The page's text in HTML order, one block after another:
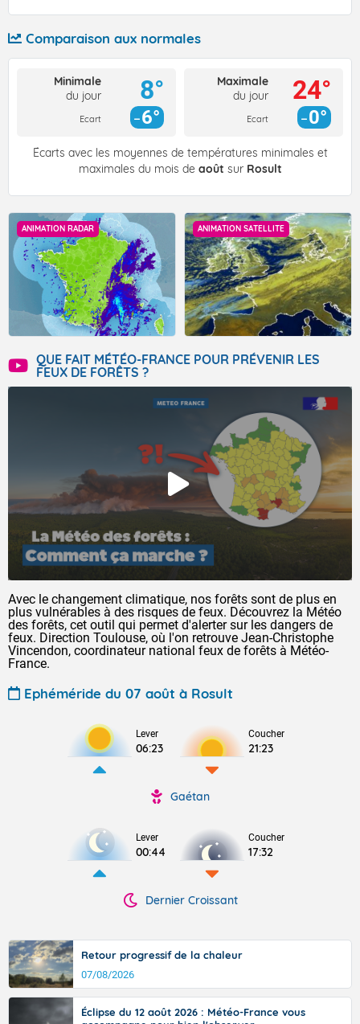
Comparaison aux normales
Minimale
du jour
Ecart
8°
6°
Maximale
du jour
Ecart
24°
0°
Écarts avec les moyennes de températures minimales et
maximales du mois de août sur Rosult
ANIMATION RADAR ANIMATION SATELLITE
QUE FAIT MÉTÉO-FRANCE POUR PRÉVENIR LES
FEUX DE FORÊTS ?
Avec le changement climatique, nos forêts sont de plus en
plus vulnérables à des risques de feux. Découvrez la Météo
des forêts, cet outil qui permet d'alerter sur les dangers de
feux. Direction Toulouse, où l'on retrouve Jean-Christophe
Vincendon, coordinateur national feux de forêts à Météo-
France.
Ephéméride du 07 août à Rosult
Lever
06:23
Coucher
21:23
Gaétan
Lever
00:44
Coucher
17:32
Dernier Croissant
Retour progressif de la chaleur
07/08/2026
Éclipse du 12 août 2026 : Météo-France vous